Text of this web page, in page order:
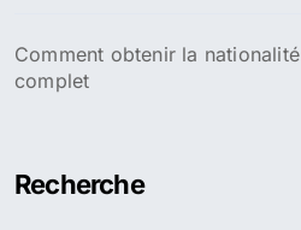
Comment obtenir la
complet
Recherche